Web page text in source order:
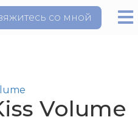
со мной
Volume